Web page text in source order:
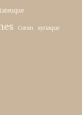
Coran syriaque